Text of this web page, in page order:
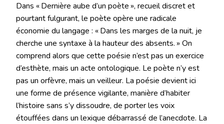
Dans « Dernière aube d’un poète », recueil discret et
pourtant fulgurant, le poète opère une radicale
économie du langage : « Dans les marges de la nuit, je
cherche une syntaxe à la hauteur des absents. » On
comprend alors que cette poésie n’est pas un exercice
d’esthète, mais un acte ontologique. Le poète n’y est
pas un orfèvre, mais un veilleur. La poésie devient ici
une forme de présence vigilante, manière d’habiter
l’histoire sans s’y dissoudre, de porter les voix
étouffées dans un lexique débarrassé de l’anecdote. La